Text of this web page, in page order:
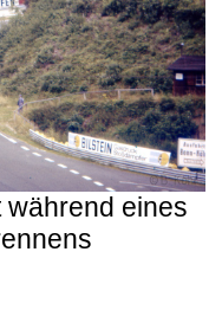
eines